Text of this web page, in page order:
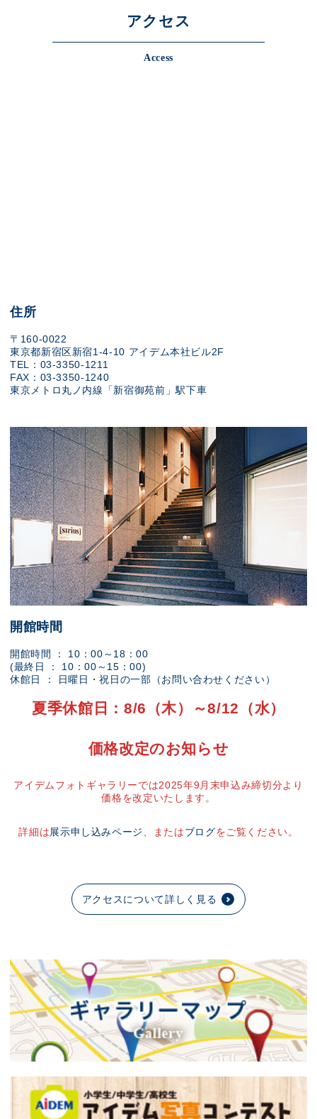
アクセス
Access
住所
〒160-0022
東京都新宿区新宿1-4-10 アイデム本社ビル2F
TEL：03-3350-1211
FAX：03-3350-1240
東京メトロ丸ノ内線「新宿御苑前」駅下車
開館時間
開館時間 ： 10：00～18：00
(最終日 ： 10：00～15：00)
休館日 ： 日曜日・祝日の一部（お問い合わせください）
夏季休館日：8/6（木）～8/12（水）
価格改定のお知らせ
アイデムフォトギャラリーでは2025年9月末申込み締切分より
価格を改定いたします。
詳細は展示申し込みページ、またはブログをご覧ください。
アクセスについて詳しく見る